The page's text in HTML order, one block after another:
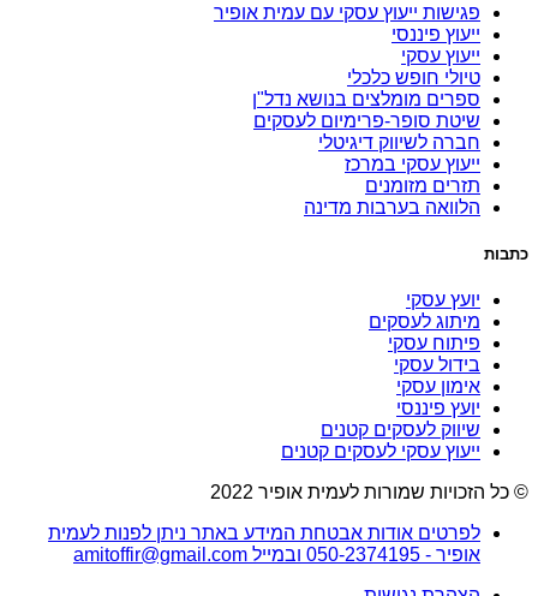
פגישות ייעוץ עסקי עם עמית אופיר
ייעוץ פיננסי
ייעוץ עסקי
טיולי חופש כלכלי
ספרים מומלצים בנושא נדל"ן
שיטת סופר-פרימיום לעסקים
חברה לשיווק דיגיטלי
ייעוץ עסקי במרכז
תזרים מזומנים
הלוואה בערבות מדינה
כתבות
יועץ עסקי
מיתוג לעסקים
פיתוח עסקי
בידול עסקי
אימון עסקי
יועץ פיננסי
שיווק לעסקים קטנים
ייעוץ עסקי לעסקים קטנים
© כל הזכויות שמורות לעמית אופיר 2022
לפרטים אודות אבטחת המידע באתר ניתן לפנות לעמית
אופיר - 050-2374195 ובמייל amitoffir@gmail.com